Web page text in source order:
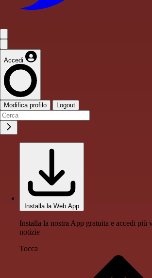
Accedi
Modifica profilo Logout
Installa la Web App
Installa la nostra App gratuita e accedi più
notizie
Tocca